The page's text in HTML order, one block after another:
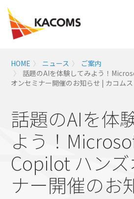
HOME ニュース
ご案内
話題のAIを体験してみよう！
オンセミナー開催のお知らせ | カコムス
話題のAIを体
よう！
Copilot ハン
ナー開催のお